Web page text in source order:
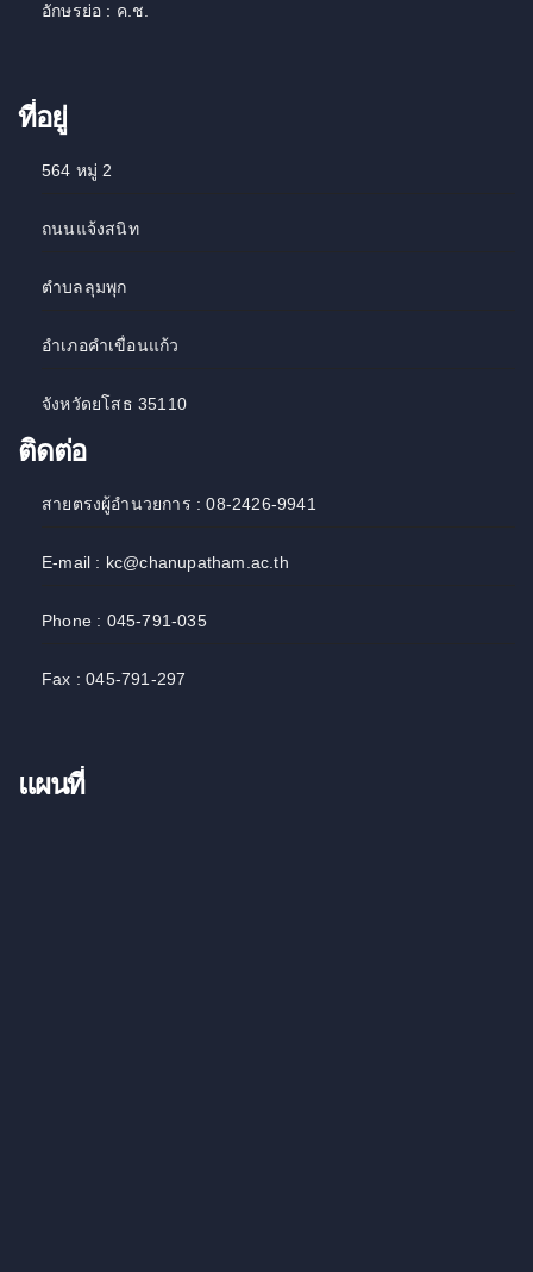
อักษรย่อ : ค.ช.
ที่อยู่
564 หมู่ 2
ถนนแจ้งสนิท
ตำบลลุมพุก
อำเภอคำเขื่อนแก้ว
จังหวัดยโสธ 35110
ติดต่อ
สายตรงผู้อำนวยการ : 08-2426-9941
E-mail : kc@chanupatham.ac.th
Phone : 045-791-035
Fax : 045-791-297
แผนที่